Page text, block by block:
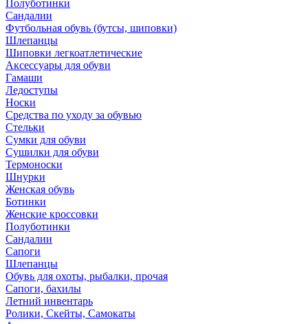
Полуботинки
Сандалии
Футбольная обувь (бутсы, шиповки)
Шлепанцы
Шиповки легкоатлетические
Аксессуары для обуви
Гамаши
Ледоступы
Носки
Средства по уходу за обувью
Стельки
Сумки для обуви
Сушилки для обуви
Термоноски
Шнурки
Женская обувь
Ботинки
Женские кроссовки
Полуботинки
Сандалии
Сапоги
Шлепанцы
Обувь для охоты, рыбалки, прочая
Сапоги, бахилы
Летний инвентарь
Ролики, Скейты, Самокаты